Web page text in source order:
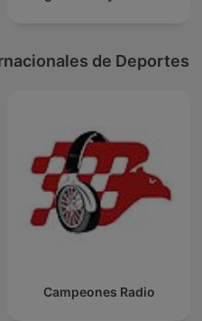
de Deportes
Campeones Radio